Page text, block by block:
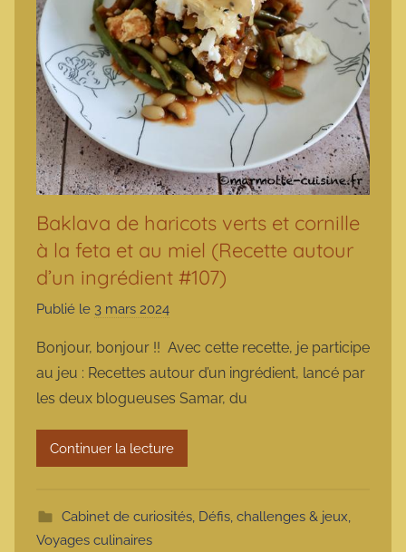
Baklava de haricots verts et cornille
à la feta et au miel (Recette autour
d’un ingrédient #107)
Publié le 3 mars 2024
r
m
a
r
m
t
Bonjour, bonjour !! Avec cette recette, je participe
au jeu : Recettes autour d’un ingrédient, lancé par
les deux blogueuses Samar, du
Continuer la lecture
Cabinet de curiosités, Défis, challenges & jeux,
Voyages culinaires